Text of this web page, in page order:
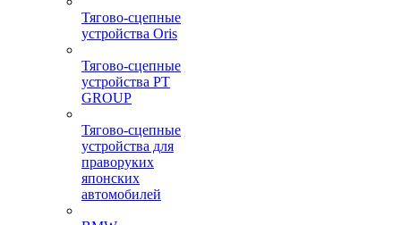
Тягово-сцепные
устройства Oris
Тягово-сцепные
устройства PT
GROUP
Тягово-сцепные
устройства для
праворуких
японских
автомобилей